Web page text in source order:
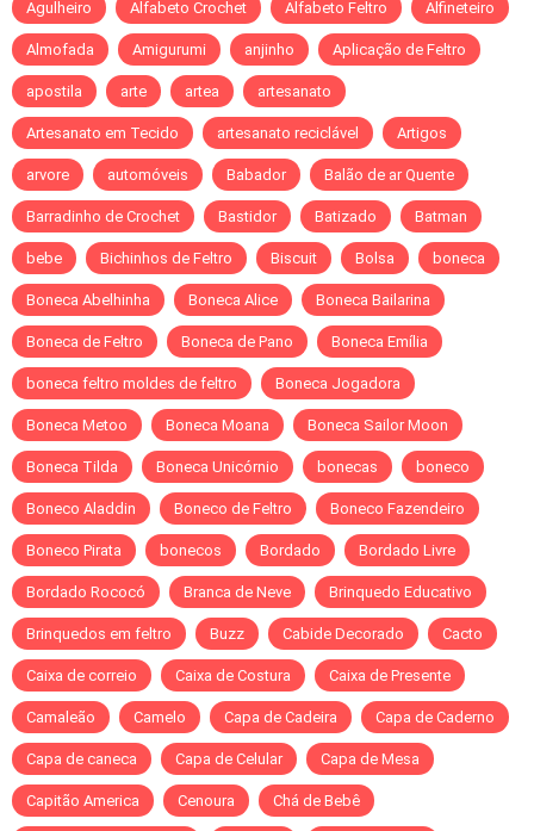
Agulheiro Alfabeto Crochet Alfabeto Feltro Alfineteiro
Almofada Amigurumi anjinho Aplicação de Feltro
apostila arte artea artesanato
Artesanato em Tecido artesanato reciclável Artigos
arvore automóveis Babador Balão de ar Quente
Barradinho de Crochet Bastidor Batizado Batman
bebe Bichinhos de Feltro Biscuit Bolsa boneca
Boneca Abelhinha Boneca Alice Boneca Bailarina
Boneca de Feltro Boneca de Pano Boneca Emília
boneca feltro moldes de feltro Boneca Jogadora
Boneca Metoo Boneca Moana Boneca Sailor Moon
Boneca Tilda Boneca Unicórnio bonecas boneco
Boneco Aladdin Boneco de Feltro Boneco Fazendeiro
Boneco Pirata bonecos Bordado Bordado Livre
Bordado Rococó Branca de Neve Brinquedo Educativo
Brinquedos em feltro Buzz Cabide Decorado Cacto
Caixa de correio Caixa de Costura Caixa de Presente
Camaleão Camelo Capa de Cadeira Capa de Caderno
Capa de caneca Capa de Celular Capa de Mesa
Capitão America Cenoura Chá de Bebê